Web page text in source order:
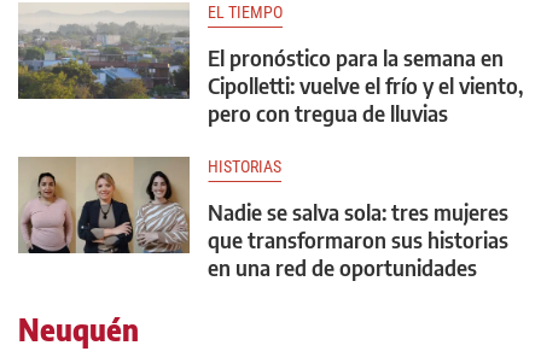
EL TIEMPO
El pronóstico para la semana en
Cipolletti: vuelve el frío y el viento,
pero con tregua de lluvias
HISTORIAS
Nadie se salva sola: tres mujeres
que transformaron sus historias
en una red de oportunidades
Neuquén